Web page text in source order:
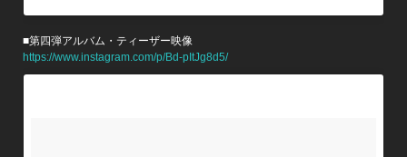
■第四弾アルバム・ティーザー映像
https://www.instagram.com/p/Bd-pItJg8d5/